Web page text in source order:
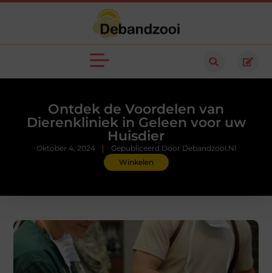
Ontdek de Voordelen van
Dierenkliniek in Geleen voor uw
Huisdier
Winkelen
Oktober 4, 2024 Gepubliceerd Door Debandzooi.nl